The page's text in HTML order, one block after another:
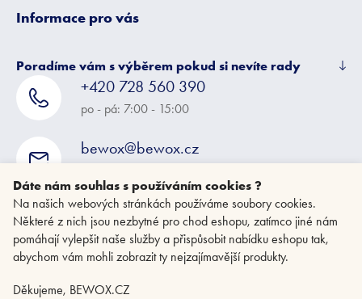
Dáte nám souhlas s používáním cookies ?
Na našich webových stránkách používáme soubory cookies.
Některé z nich jsou nezbytné pro chod eshopu, zatímco jiné nám
pomáhají vylepšit naše služby a přispůsobit nabídku eshopu tak,
abychom vám mohli zobrazit ty nejzajímavější produkty.
Děkujeme, BEWOX.CZ
Informace pro vás
Poradíme vám s výběrem pokud si nevíte rady
+420 728 560 390
po - pá: 7:00 - 15:00
bewox@bewox.cz